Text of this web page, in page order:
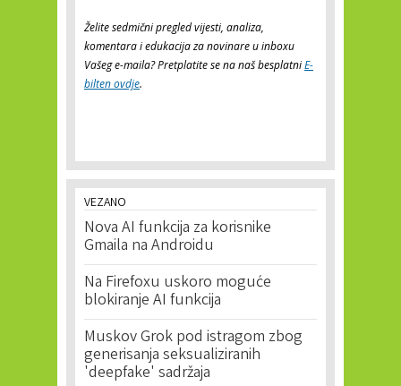
Želite sedmični pregled vijesti, analiza,
komentara i edukacija za novinare u inboxu
Vašeg e-maila? Pretplatite se na naš besplatniE-
bilten ovdje.
VEZANO
Nova AI funkcija za korisnike
Gmaila na Androidu
Na Firefoxu uskoro moguće
blokiranje AI funkcija
Muskov Grok pod istragom zbog
generisanja seksualiziranih
'deepfake' sadržaja